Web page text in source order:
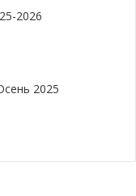
соревнований
Clafis
2026
2025